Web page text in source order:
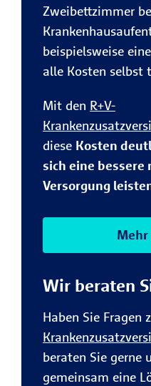
Zweibettzimmer
beispielsweise
alle Kosten selbst
Mit den R+V-
diese Kosten
sich eine bessere
Versorgung
Wir beraten
Haben Sie Fragen
beraten Sie gerne
gemeinsam eine